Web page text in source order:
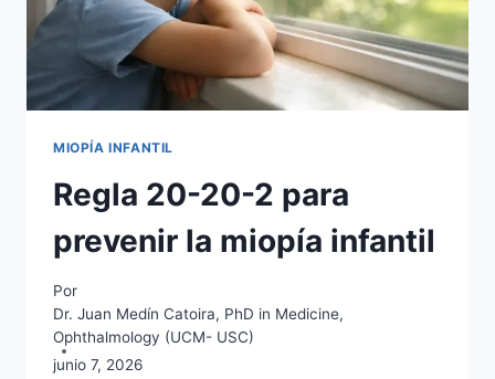
DE
LA
MIOPÍA
MIOPÍA INFANTIL
Regla 20-20-2 para
prevenir la miopía infantil
Por
Dr. Juan Medín Catoira, PhD in Medicine,
Ophthalmology (UCM- USC)
junio 7, 2026